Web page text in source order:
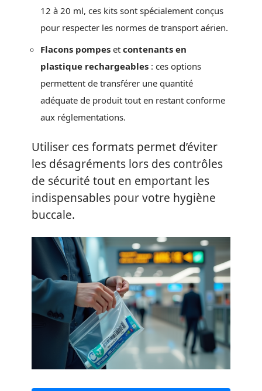
12 à 20 ml, ces kits sont spécialement conçus
pour respecter les normes de transport aérien.
Flacons pompes et contenants en
plastique rechargeables : ces options
permettent de transférer une quantité
adéquate de produit tout en restant conforme
aux réglementations.
Utiliser ces formats permet d’éviter
les désagréments lors des contrôles
de sécurité tout en emportant les
indispensables pour votre hygiène
buccale.